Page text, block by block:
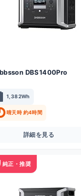
DBS1400Pro
1,382Wh
晴天時 約4時間
詳細を見る
純正・推奨